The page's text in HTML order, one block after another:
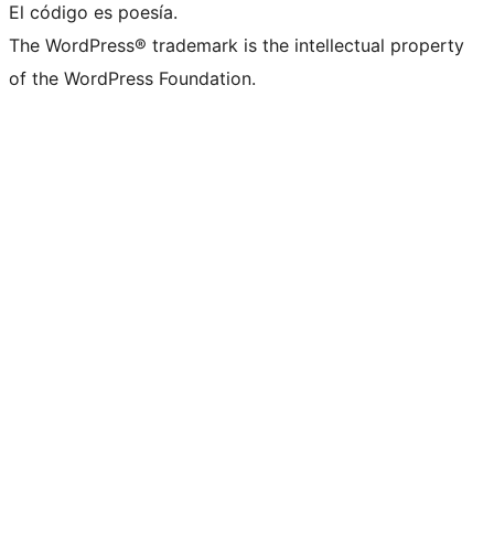
El código es poesía.
The WordPress® trademark is the intellectual property
of the WordPress Foundation.